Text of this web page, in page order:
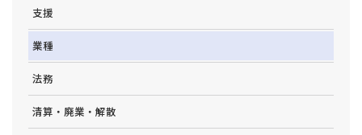
支援
業種
法務
清算・廃業・解散